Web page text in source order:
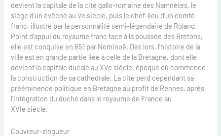
devient la capitale de la cité gallo-romaine des Namnètes, le
siège d’un évêché au Ve siècle, puis le chef-lieu d’un comté
franc, illustré par la personnalité semi-légendaire de Roland.
Point d’appui du royaume franc face à la poussée des Bretons,
elle est conquise en 851 par Nominoë. Dès lors, l'histoire de la
ville est en grande partie liée à celle de la Bretagne, dont elle
devient la capitale ducale au XVe siècle, époque où commence
la construction de sa cathédrale. La cité perd cependant sa
prééminence politique en Bretagne au profit de Rennes, après
l'intégration du duché dans le royaume de France au
XVIe siècle.
Couvreur-zingueur